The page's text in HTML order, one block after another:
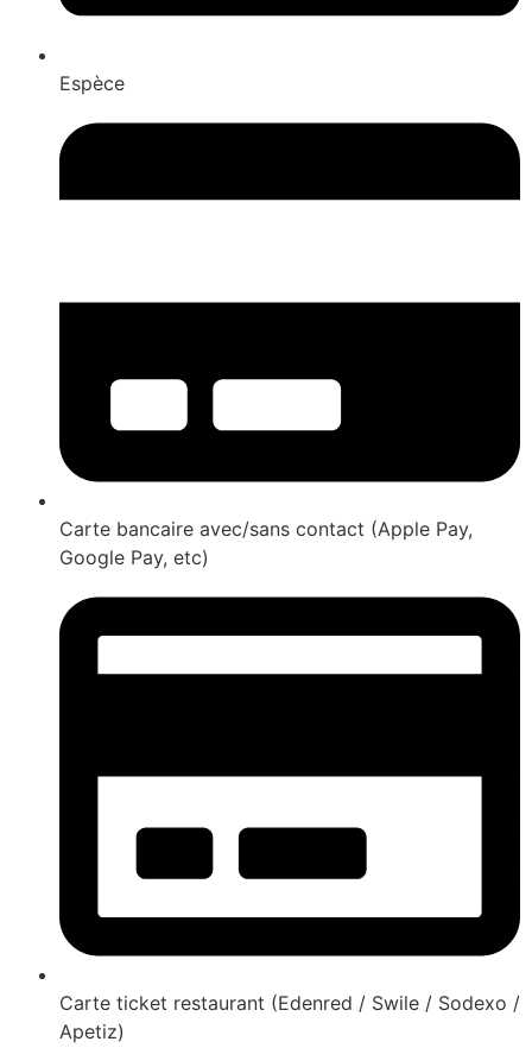
Espèce
Carte bancaire avec/sans contact (Apple Pay,
Google Pay, etc)
Carte ticket restaurant (Edenred / Swile / Sodexo /
Apetiz)